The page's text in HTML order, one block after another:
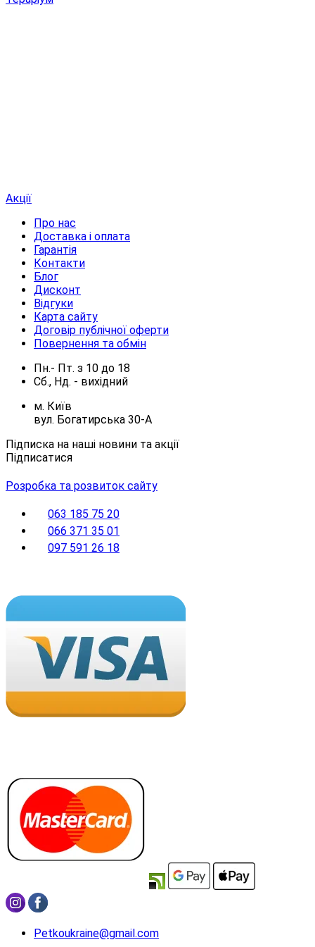
Акції
Про нас
Доставка і оплата
Гарантія
Контакти
Блог
Дисконт
Відгуки
Карта сайту
Договір публічної оферти
Повернення та обмін
Пн.- Пт. з 10 до 18
Сб., Нд. - вихідний
м. Київ
вул. Богатирська 30-А
Підписка на наші новини та акції
Підписатися
Розробка та розвиток сайту
063 185 75 20
066 371 35 01
097 591 26 18
Petkoukraine@gmail.com